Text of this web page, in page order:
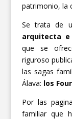
patrimonio, la
Se trata de
arquitecta e
que se
riguroso
las sagas
Álava: los
Por las
familiar que